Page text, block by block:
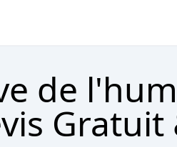
de
Gratuit